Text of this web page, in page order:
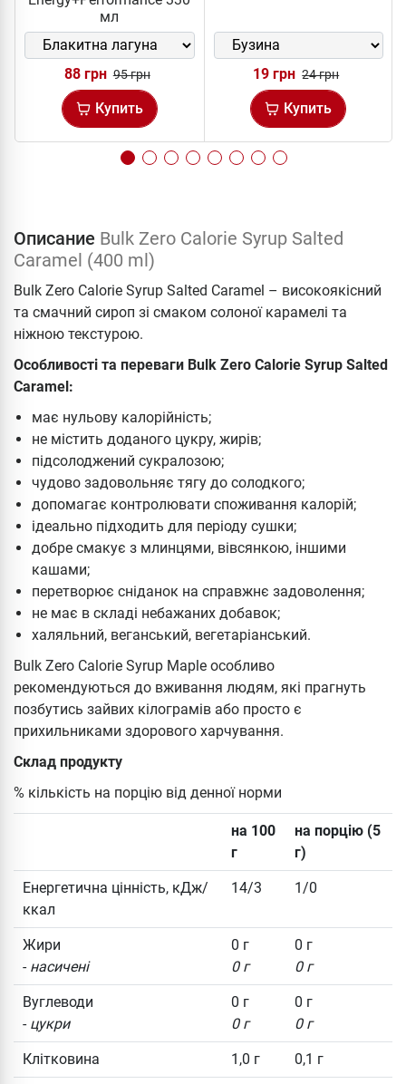
мл
88 грн 95 грн
Купить
19 грн 24 грн
Купить
Описание Bulk Zero Calorie Syrup Salted
Caramel (400 ml)
Bulk Zero Calorie Syrup Salted Caramel – високоякісний
та смачний сироп зі смаком солоної карамелі та
ніжною текстурою.
Особливості та переваги Bulk Zero Calorie Syrup Salted
Caramel:
має нульову калорійність;
не містить доданого цукру, жирів;
підсолоджений сукралозою;
чудово задовольняє тягу до солодкого;
допомагає контролювати споживання калорій;
ідеально підходить для періоду сушки;
добре смакує з млинцями, вівсянкою, іншими
кашами;
перетворює сніданок на справжнє задоволення;
не має в складі небажаних добавок;
халяльний, веганський, вегетаріанський.
Bulk Zero Calorie Syrup Maple особливо
рекомендуються до вживання людям, які прагнуть
позбутись зайвих кілограмів або просто є
прихильниками здорового харчування.
Склад продукту
% кількість на порцію від денної норми
на 100
г
на порцію (5
г)
Енергетична цінність, кДж/
ккал
14/3 1/0
Жири
- насичені
0 г
0 г
0 г
0 г
Вуглеводи
-цукри
0 г
0 г
0 г
0 г
Клітковина 1,0 г 0,1 г